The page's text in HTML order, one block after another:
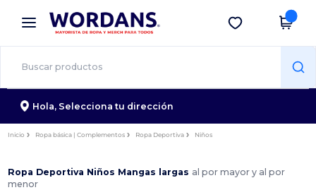
× App de Wordans
¡Mejores precios en app!
Descargar app
Hola, Selecciona tu dirección
Inicio Ropa básica | Complementos Ropa Deportiva Niños
Ropa Deportiva Niños Mangas largas al por mayor y al por
menor